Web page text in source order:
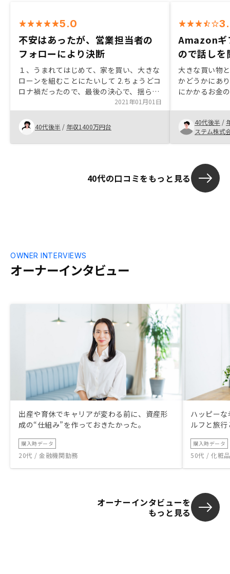
5.0
不安はあったが、営業担当者の
フォローにより決断
１、うまれてはじめて、家を買い、大きな
ローンを組むことにたいして 2.ちょうどコ
ロナ禍だったので、最後の決心で、揺らぐ
こともありましたが、背中をおす、営業の
方のフォローで、購入に至りました。 3、
割引と、三件目の物件としての魅力。とく
に三件目は、社長自らのプレゼンだったこ
ともあり。営業担当の田邉さんと、荒畑さ
煩雑さで、自分がなにに、サインしてるか
2021年01月01日
40代後半 / 年収1400万円台
Amazonギ
ので話しを
大きな買い物
かどうかにあ
にかかるお金
初から最後ま
た事が良かっ
類関係や初期
40代後半 /
ステム株式
40代の口コミをもっと見る
オーナーインタビュー
OWNER INTERVIEWS
出産や育休でキャリアが変わる前に、資産形
成の“仕組み”を作っておきたかった。
購入時データ
20代 / 金融機関勤務
ハッピー
ルフと旅
購入時データ
50代 / 化粧
オーナーインタビューを
もっと見る